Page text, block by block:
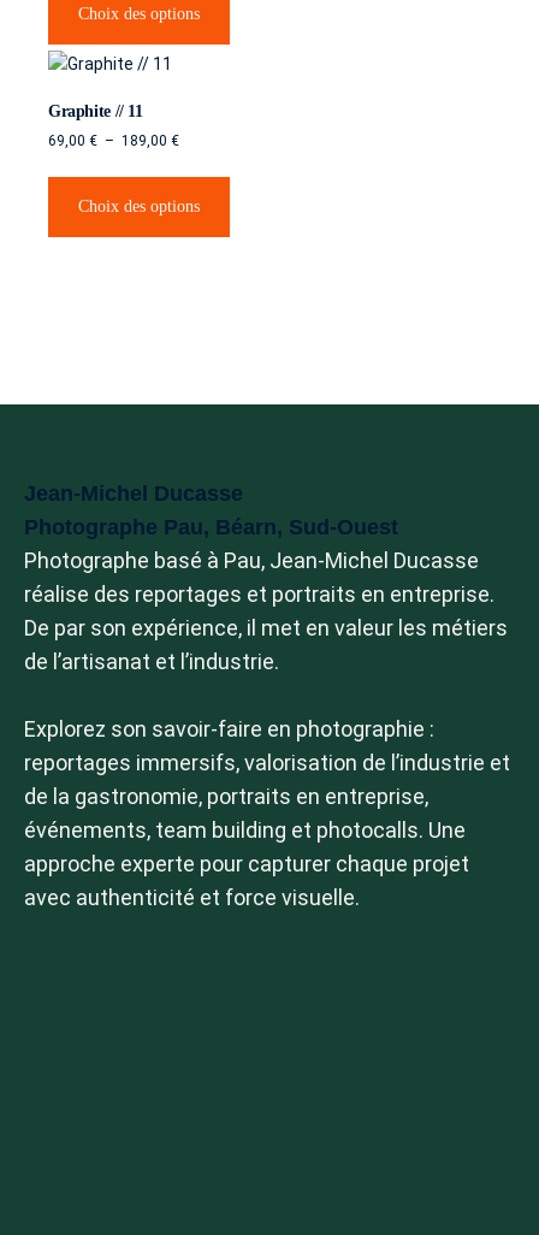
Choix des options
Graphite // 11
69,00 € – 189,00 €
Choix des options
Jean-Michel Ducasse
Photographe Pau, Béarn, Sud-Ouest
Photographe basé à Pau, Jean-Michel Ducasse
réalise des reportages et portraits en entreprise.
De par son expérience, il met en valeur les métiers
de l’artisanat et l’industrie.
Explorez son savoir-faire en photographie :
reportages immersifs, valorisation de l’industrie et
de la gastronomie, portraits en entreprise,
événements, team building et photocalls. Une
approche experte pour capturer chaque projet
avec authenticité et force visuelle.